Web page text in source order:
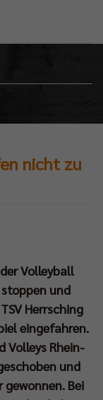
nicht zu
Volleyball
und
Herrsching
eingefahren.
Volleys Rhein-
und
Bei